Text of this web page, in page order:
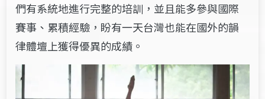
們有系統地進行完整的培訓，並且能多參與國際
賽事、累積經驗，盼有一天台灣也能在國外的韻
律體壇上獲得優異的成績。